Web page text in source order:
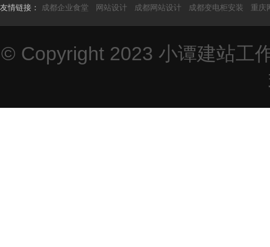
友情链接： 成都企业食堂 网站设计 成都网站设计 成都变电柜安装 重庆
© Copyright 2023 小谭建站工